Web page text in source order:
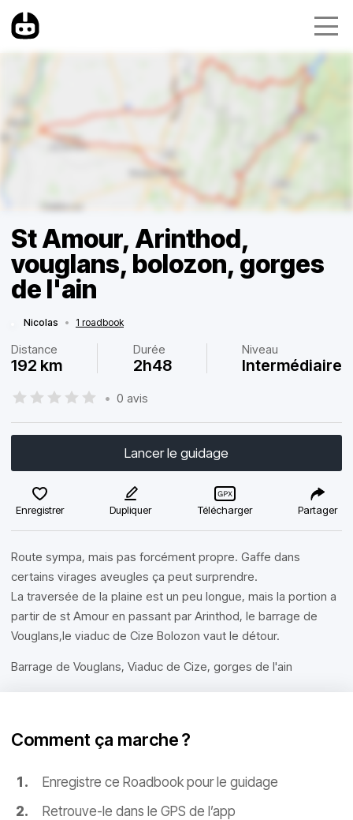
St Amour, Arinthod,
vouglans, bolozon, gorges
de l'ain
Nicolas • 1 roadbook
Distance
192 km
Durée
2h48
Niveau
Intermédiaire
• 0 avis
Lancer le guidage
Enregistrer Dupliquer Télécharger Partager
Route sympa, mais pas forcément propre. Gaffe dans
certains virages aveugles ça peut surprendre.
La traversée de la plaine est un peu longue, mais la portion a
partir de st Amour en passant par Arinthod, le barrage de
Vouglans,le viaduc de Cize Bolozon vaut le détour.
Barrage de Vouglans, Viaduc de Cize, gorges de l'ain
Comment ça marche ?
Enregistre ce Roadbook pour le guidage
Retrouve-le dans le GPS de l’app